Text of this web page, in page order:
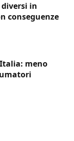
in
conseguenze
meno